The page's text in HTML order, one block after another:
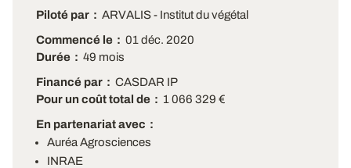
Piloté par
ARVALIS - Institut du végétal
Commencé le
01 déc. 2020
Durée
49 mois
Financé par
CASDAR IP
Pour un coût total de
1 066 329 €
En partenariat avec
Auréa Agrosciences
INRAE